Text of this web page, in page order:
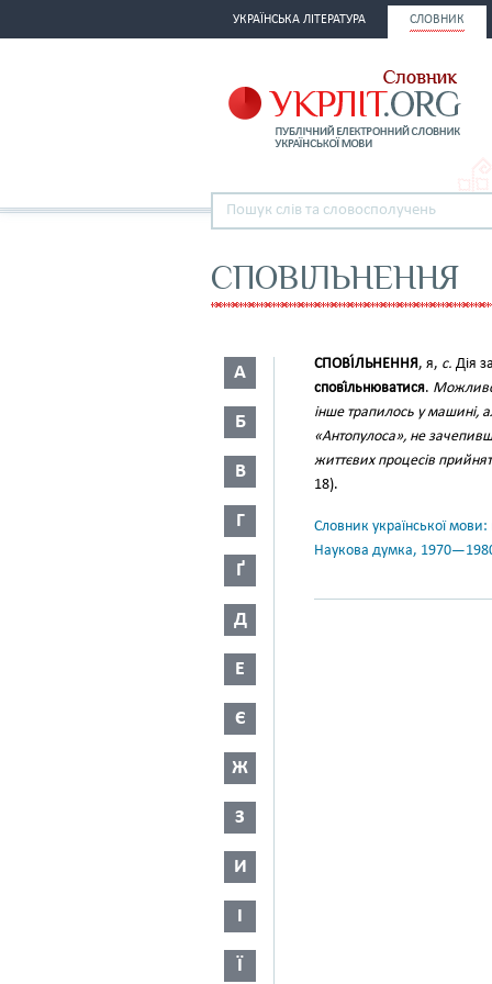
УКРАЇНСЬКА ЛІТЕРАТУРА СЛОВНИК
СПОВІЛЬНЕННЯ
А
Б
В
Г
Ґ
Д
Е
Є
Ж
З
И
І
Ї
СПОВІ́ЛЬНЕННЯ, я, с. Дія
спові́льнюватися.
інше трапилось у машині,
«Антопулоса», не
життєвих процесів
18).
Словник української
Наукова думка,